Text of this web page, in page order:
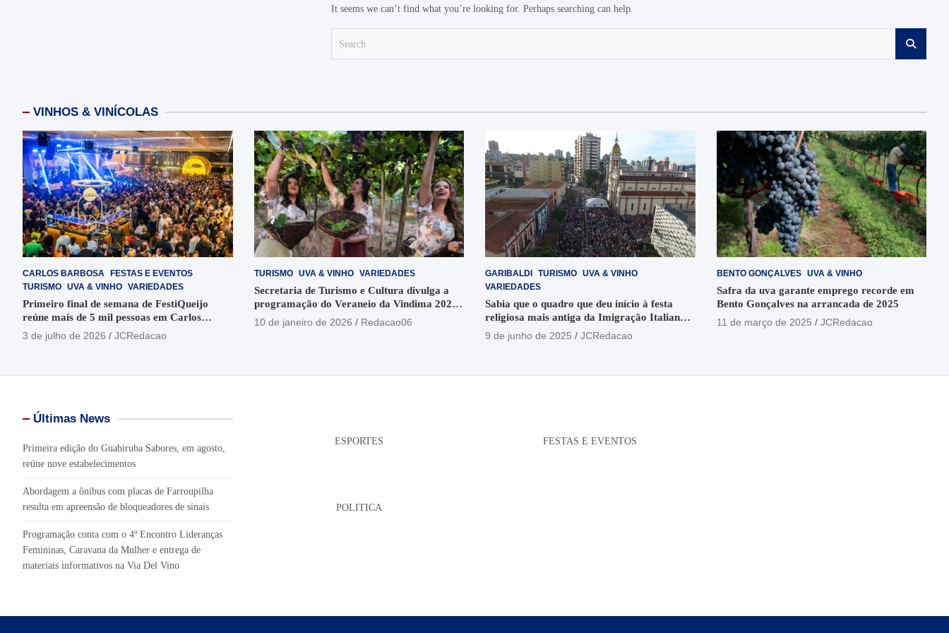
It seems we can’t find what you’re looking for. Perhaps searching can help.
h
VINHOS & VINÍCOLAS
CARLOS BARBOSA
FESTAS E EVENTOS
TURISMO UVA & VINHO VARIEDADES
Primeiro final de semana de FestiQueijo
reúne mais de 5 mil pessoas em Carlos
Barbosa
3 de julho de 2026 JCRedacao
TURISMO UVA & VINHO VARIEDADES
Secretaria de Turismo e Cultura divulga a
programação do Veraneio da Vindima 2026
em Garibaldi
10 de janeiro de 2026 Redacao06
GARIBALDI TURISMO UVA & VINHO
VARIEDADES
Sabia que o quadro que deu início à festa
religiosa mais antiga da Imigração Italiana
está no Santuário Santo Antônio
9 de junho de 2025 JCRedacao
BENTO GONÇALVES UVA & VINHO
Safra da uva garante emprego recorde em
Bento Gonçalves na arrancada de 2025
11 de março de 2025
JCRedacao
Últimas News
Primeira edição do Guabiruba Sabores, em agosto,
reúne nove estabelecimentos
Abordagem a ônibus com placas de Farroupilha
resulta em apreensão de bloqueadores de sinais
Programação conta com o 4º Encontro Lideranças
Femininas, Caravana da Mulher e entrega de
materiais informativos na Via Del Vino
ESPORTES
POLITICA
FESTAS E EVENTOS